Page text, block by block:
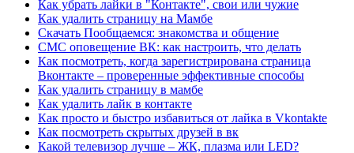
Как убрать лайки в "Контакте", свои или чужие
Как удалить страницу на Мамбе
Скачать Пообщаемся: знакомства и общение
СМС оповещение ВК: как настроить, что делать
Как посмотреть, когда зарегистрирована страница
Вконтакте – проверенные эффективные способы
Как удалить страницу в мамбе
Как удалить лайк в контакте
Как просто и быстро избавиться от лайка в Vkontakte
Как посмотреть скрытых друзей в вк
Какой телевизор лучше – ЖК, плазма или LED?